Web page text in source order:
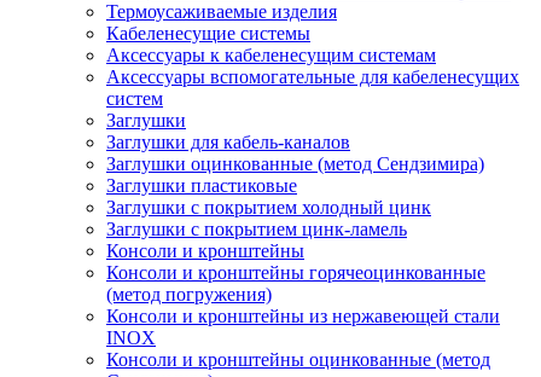
Термоусаживаемые изделия
Кабеленесущие системы
Аксессуары к кабеленесущим системам
Аксессуары вспомогательные для кабеленесущих
систем
Заглушки
Заглушки для кабель-каналов
Заглушки оцинкованные (метод Сендзимира)
Заглушки пластиковые
Заглушки с покрытием холодный цинк
Заглушки с покрытием цинк-ламель
Консоли и кронштейны
Консоли и кронштейны горячеоцинкованные
(метод погружения)
Консоли и кронштейны из нержавеющей стали
INOX
Консоли и кронштейны оцинкованные (метод